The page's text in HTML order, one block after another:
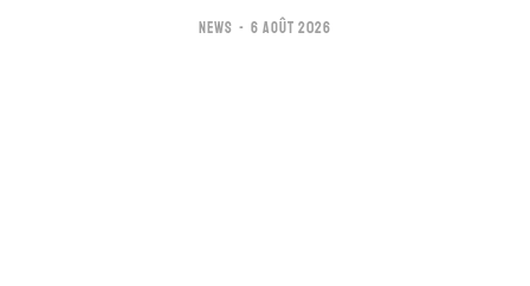
NEWS 6 AOÛT 2026